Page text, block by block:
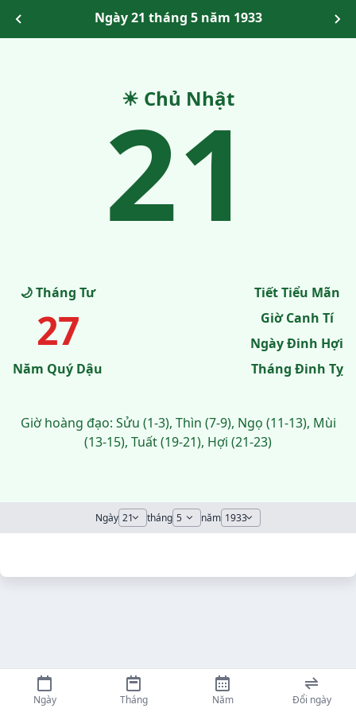
Ngày 21 tháng 5 năm 1933
☀ Chủ Nhật
21
🌙 Tháng Tư
27
Năm Quý Dậu
Tiết Tiểu Mãn
Giờ Canh Tí
Ngày Đinh Hợi
Tháng Đinh Tỵ
Giờ hoàng đạo: Sửu (1-3), Thìn (7-9), Ngọ (11-13), Mùi
(13-15), Tuất (19-21), Hợi (21-23)
Ngày tháng năm
Ngày Tháng Năm Đổi ngày